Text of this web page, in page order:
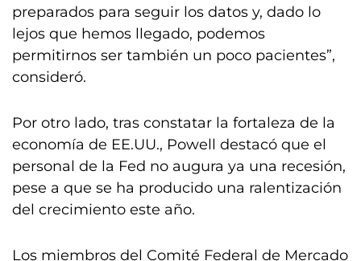
preparados para seguir los datos y, dado lo
lejos que hemos llegado, podemos
permitirnos ser también un poco pacientes”,
consideró.
Por otro lado, tras constatar la fortaleza de la
economía de EE.UU., Powell destacó que el
personal de la Fed no augura ya una recesión,
pese a que se ha producido una ralentización
del crecimiento este año.
Los miembros del Comité Federal de Mercado